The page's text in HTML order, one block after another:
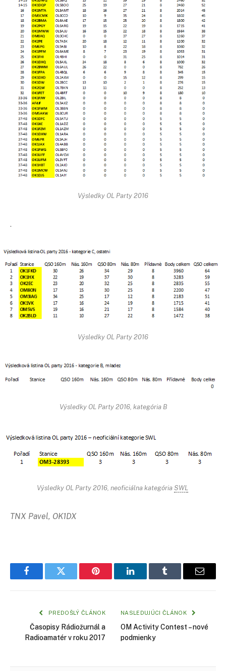
Výsledky OL Party 2016
.
Výsledky OL Party 2016
Výsledky OL Party 2016, kategória B
Výsledky OL Party 2016, neoficiálna kategóriaSWL
TNX Pavel, OK1DX
FacebookTwitter Pinterest LinkedInTumblr Email
PREDOŠLÝ ČLÁNOK
Časopisy Rádiožurnál a
Radioamatér v roku 2017
NASLEDUJÚCI ČLÁNOK
OM Activity Contest – nové
podmienky